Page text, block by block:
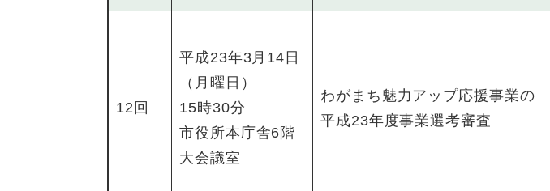
12回
平成23年3月14日
（月曜日）
15時30分
市役所本庁舎6階
大会議室
わがまち魅力アップ応援事業の
平成23年度事業選考審査